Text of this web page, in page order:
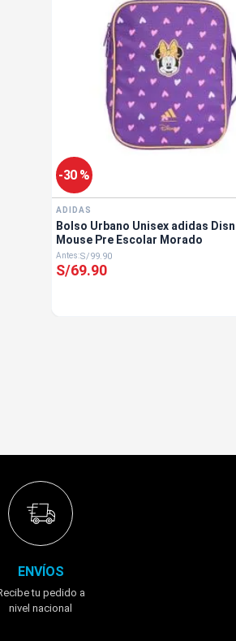
-30 %
ADIDAS
Bolso Urbano Unisex adidas
Mouse Pre Escolar Morado
S/99. 90
S/69.90
ENVÍOS
tu pedido a
nivel nacional